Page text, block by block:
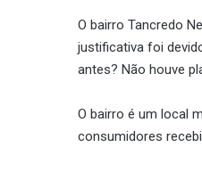
O bairro Tancredo
justificativa foi
antes? Não houve
O bairro é um local
consumidores